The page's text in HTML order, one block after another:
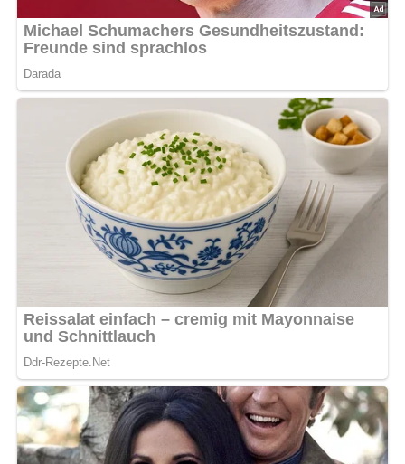
Tipps für Diabetiker
Ersetze den Zucker durch einen geeigneten Zuckerersatz
und verwende Vollkornmehl, um den Ballaststoffgehalt
der Waffeln zu erhöhen. Achte darauf, die Waffeln nicht
zu süß zu machen und sie mit frischem Obst zu servieren.
Rezepttipps:Für besonders knusprige Waffeln kannst
du die Hälfte des Weizenmehls durch Stärkemehl
ersetzen und das Eiklar getrennt steif schlagen, bevor
du es vorsichtig unter den Teig hebst. Dadurch wird der
Teig besonders luftig und die Waffeln extra knusprig.
Nach: So schmeckt’s im Grünen, Sportverlag Berlin, DDR, 1988
Bild für dein Pinterest-Board